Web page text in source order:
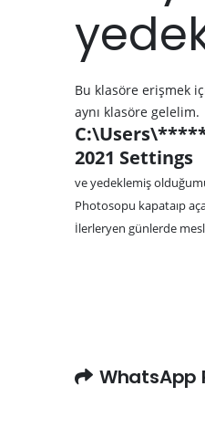
Bu klasöre erişmek
aynı klasöre gelelim.
2021 Settings
ve yedeklemiş
Photosopu kapataıp
İlerleryen günlerde
WhatsApp